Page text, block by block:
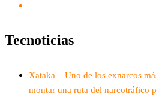
Tecnoticias
Xataka – Uno de los exnarcos
montar una ruta del narcotráfico